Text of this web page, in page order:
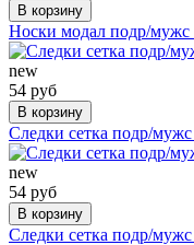
В корзину
Носки модал подр/мужс
new
54 руб
В корзину
Следки сетка подр/
new
54 руб
В корзину
Следки сетка подр/